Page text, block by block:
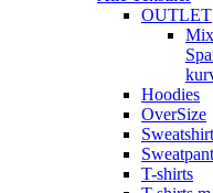
OUTLET
Hoodies
OverSize
T-shirts